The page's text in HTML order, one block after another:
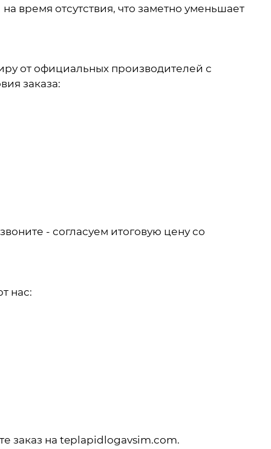
время отсутствия, что заметно уменьшает
от официальных производителей с
заказа:
- согласуем итоговую цену со
нас:
заказ на teplapidlogavsim.com.